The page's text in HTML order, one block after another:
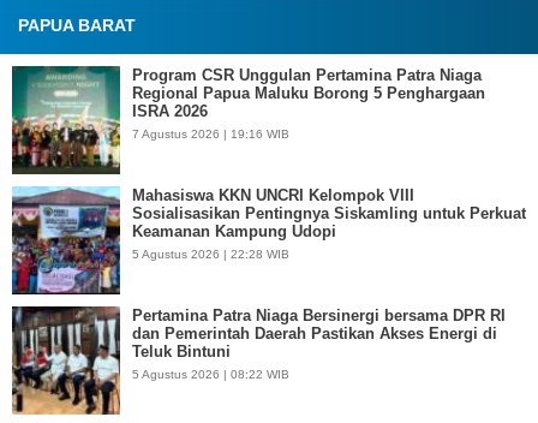
PAPUA BARAT
Program CSR Unggulan Pertamina Patra Niaga
Regional Papua Maluku Borong 5 Penghargaan
ISRA 2026
7 Agustus 2026 | 19:16 WIB
Mahasiswa KKN UNCRI Kelompok VIII
Sosialisasikan Pentingnya Siskamling untuk Perkuat
Keamanan Kampung Udopi
5 Agustus 2026 | 22:28 WIB
Pertamina Patra Niaga Bersinergi bersama DPR RI
dan Pemerintah Daerah Pastikan Akses Energi di
Teluk Bintuni
5 Agustus 2026 | 08:22 WIB